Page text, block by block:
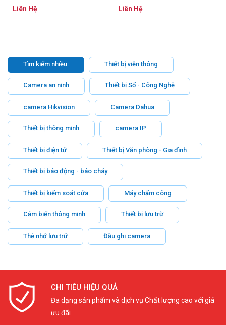
24GT4XS-P
Liên Hệ
Liên Hệ
Tìm kiếm nhiều: Thiết bị viễn thông
Camera an ninh Thiết bị Số - Công Nghệ
camera Hikvision Camera Dahua
Thiết bị thông minh camera IP
Thiết bị điện tử Thiết bị Văn phòng - Gia đình
Thiết bị báo động - báo cháy
Thiết bị kiểm soát cửa Máy chấm công
Cảm biến thông minh Thiết bị lưu trữ
Thẻ nhớ lưu trữ Đầu ghi camera
CHI TIÊU HIỆU QUẢ
Đa dạng sản phẩm và dịch vụ Chất lượng cao với giá
ưu đãi